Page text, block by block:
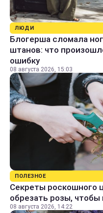
ЛЮДИ
Блогерша сломала
штанов: что
ошибку
08 августа 2026, 15:03
ПОЛЕЗНОЕ
Секреты роскошного
обрезать розы, чтобы
08 августа 2026, 14:22